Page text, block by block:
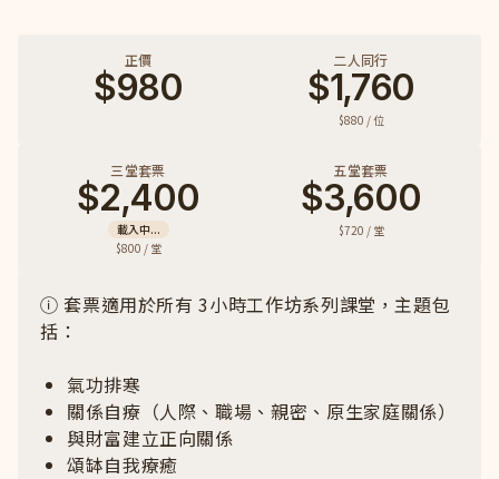
正價
$980
二人同行
$1,760
$880 / 位
三堂套票
$2,400
載入中...
$800 / 堂
五堂套票
$3,600
$720 / 堂
ⓘ 套票適用於所有 3小時工作坊系列課堂，主題包
括：
氣功排寒
關係自療（人際、職場、親密、原生家庭關係）
與財富建立正向關係
頌缽自我療癒